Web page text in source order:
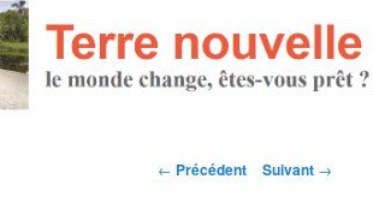
Navigation des articles
← Précédent Suivant →